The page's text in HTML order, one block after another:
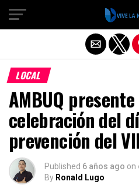
LOCAL
AMBUQ
celebración del
prevención del
Published 6 años ago on
By Ronald Lugo
Salir de la